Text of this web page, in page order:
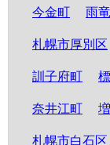
今金町 雨
札幌市厚別区
訓子府町
奈井江町
札幌市白石区